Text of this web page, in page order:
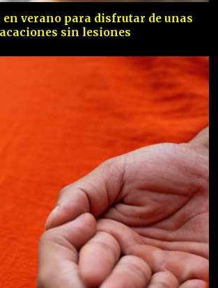
verano para disfrutar de unas
sin lesiones